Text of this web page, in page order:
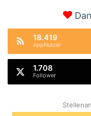
18.419
AppNutzer
1.708
Follower